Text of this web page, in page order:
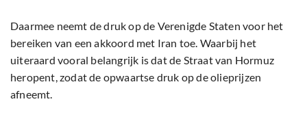
Daarmee neemt de druk op de Verenigde Staten voor het
bereiken van een akkoord met Iran toe. Waarbij het
uiteraard vooral belangrijk is dat de Straat van Hormuz
heropent, zodat de opwaartse druk op de olieprijzen
afneemt.